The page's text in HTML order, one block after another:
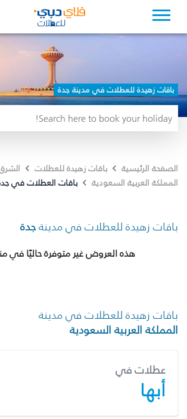
باقات زهيدة للعطلات في مدينة جدة
الصفحة الرئيسية باقات زهيدة للعطلات
المملكة العربية السعودية
باقات العطلات في
باقات زهيدة للعطلات في مدينةجدة
هذه العروض غير متوفرة حاليًا في
باقات زهيدة للعطلات في مدينة
المملكة العربية السعودية
عطلات في
أبها